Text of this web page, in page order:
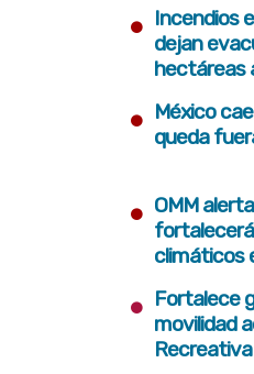
• Incendios
dejan
hectáreas
• México
queda
• OMM
climáticos
• Fortalece
movilidad